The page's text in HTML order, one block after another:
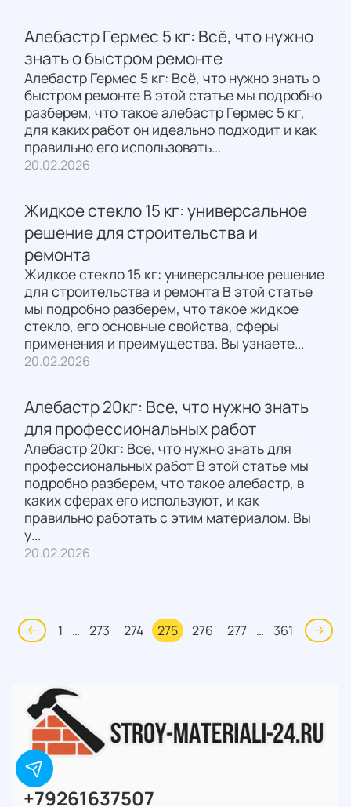
Алебастр Гермес 5 кг: Всё, что нужно
знать о быстром ремонте
Алебастр Гермес 5 кг: Всё, что нужно знать о
быстром ремонте В этой статье мы подробно
разберем, что такое алебастр Гермес 5 кг,
для каких работ он идеально подходит и как
правильно его использовать...
20.02.2026
Жидкое стекло 15 кг: универсальное
решение для строительства и
ремонта
Жидкое стекло 15 кг: универсальное решение
для строительства и ремонта В этой статье
мы подробно разберем, что такое жидкое
стекло, его основные свойства, сферы
применения и преимущества. Вы узнаете...
20.02.2026
Алебастр 20кг: Все, что нужно знать
для профессиональных работ
Алебастр 20кг: Все, что нужно знать для
профессиональных работ В этой статье мы
подробно разберем, что такое алебастр, в
каких сферах его используют, и как
правильно работать с этим материалом. Вы
у...
20.02.2026
1 … 273 274 275 276 277 … 361
+79261637507